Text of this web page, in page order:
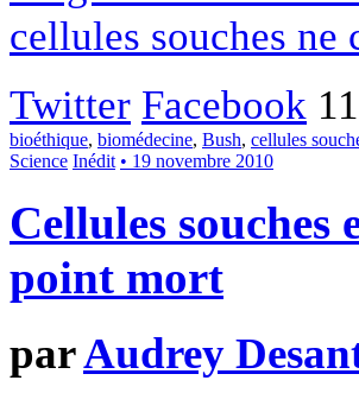
cellules souches ne
Twitter Facebook 11
bioéthique, biomédecine, Bush, cellules
Science Inédit • 19 novembre 2010
Cellules
point mort
parAudrey